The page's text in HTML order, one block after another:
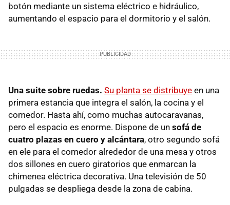
botón mediante un sistema eléctrico e hidráulico,
aumentando el espacio para el dormitorio y el salón.
Una suite sobre ruedas. Su planta se distribuye en una
primera estancia que integra el salón, la cocina y el
comedor. Hasta ahí, como muchas autocaravanas,
pero el espacio es enorme. Dispone de un sofá de
cuatro plazas en cuero y alcántara, otro segundo sofá
en ele para el comedor alrededor de una mesa y otros
dos sillones en cuero giratorios que enmarcan la
chimenea eléctrica decorativa. Una televisión de 50
pulgadas se despliega desde la zona de cabina.